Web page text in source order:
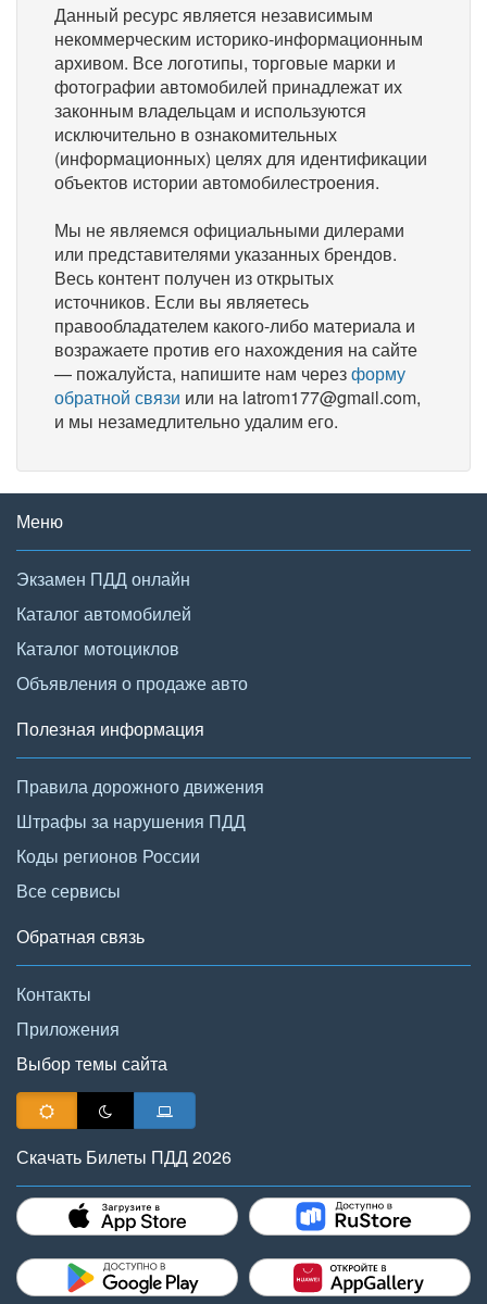
Данный ресурс является независимым
некоммерческим историко-информационным
архивом. Все логотипы, торговые марки и
фотографии автомобилей принадлежат их
законным владельцам и используются
исключительно в ознакомительных
(информационных) целях для идентификации
объектов истории автомобилестроения.
Мы не являемся официальными дилерами
или представителями указанных брендов.
Весь контент получен из открытых
источников. Если вы являетесь
правообладателем какого-либо материала и
возражаете против его нахождения на сайте
— пожалуйста, напишите нам черезформу
обратной связи или на latrom177@gmail.com,
и мы незамедлительно удалим его.
Меню
Экзамен ПДД онлайн
Каталог автомобилей
Каталог мотоциклов
Объявления о продаже авто
Полезная информация
Правила дорожного движения
Штрафы за нарушения ПДД
Коды регионов России
Все сервисы
Обратная связь
Контакты
Приложения
Выбор темы сайта
Скачать Билеты ПДД 2026